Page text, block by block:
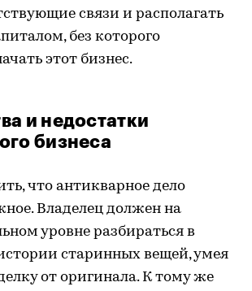
связи и располагать
без которого
этот бизнес.
и недостатки
бизнеса
что антикварное дело
Владелец должен на
уровне разбираться в
старинных вещей, умея
от оригинала. К тому же